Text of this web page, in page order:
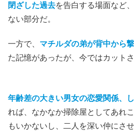
閉ざした過去を告白する場面など
ない部分だ。
一方で、 マチルダの弟が背中から
た記憶があったが、今ではカットさ
年齢差の大きい男女の恋愛関係、
れば、なかなか掃除屋としてあれ
もいかないし、二人を深い仲にさ